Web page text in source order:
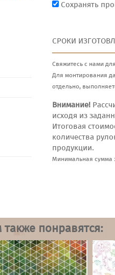
Сохранять
СРОКИ
Свяжитесь с нами
Для монтирования
отдельно,
Внимание!
исходя из
Итоговая
количества
продукции.
Минимальная сумма
также понравятся: